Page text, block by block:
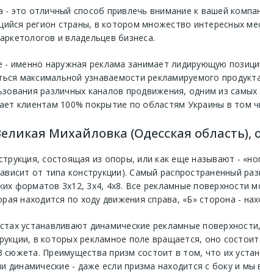
это отличный способ привлечь внимание к вашей
регион страны, в котором множество интересных
и владельцев бизнеса.
- именно наружная реклама занимает лидирующую
максимальной узнаваемости рекламируемого
различных каналов продвижения, одним из
клиентам 100% покрытие по областям Украины в том
Михайловка (Одесская область),
состоящая из опоры, или как еще называют -
от типа конструкции). Самый распространенный
форматов 3х12, 3х4, 4х8. Все рекламные поверхности
находится по ходу движения справа, «Б» сторона -
устанавливают динамические рекламные
в которых рекламное поле вращается, оно
Преимущества призм состоит в том, что их
динамические - даже если призма находится с боку и